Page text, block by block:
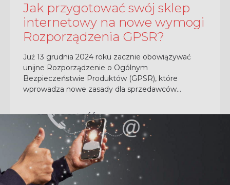
Jak przygotować swój sklep
internetowy na nowe wymogi
Rozporządzenia GPSR?
Już 13 grudnia 2024 roku zacznie obowiązywać
unijne Rozporządzenie o Ogólnym
Bezpieczeństwie Produktów (GPSR), które
wprowadza nowe zasady dla sprzedawców
zwiększenie bezpieczeństwa konsumentów i
przejrzystość...
CZYTAJ CAŁOŚĆ